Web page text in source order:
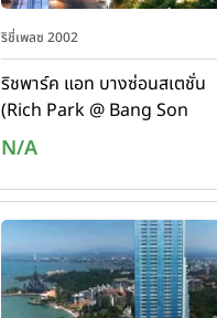
ริชี่เพลซ 2002
ริชพาร์ค แอท บางซ่อนสเตชั่น
(Rich Park @ Bang Son
Station)
N/A